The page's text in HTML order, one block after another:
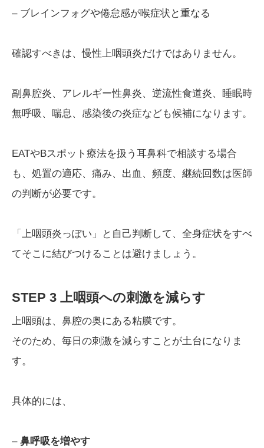
– ブレインフォグや倦怠感が喉症状と重なる
確認すべきは、慢性上咽頭炎だけではありません。
副鼻腔炎、アレルギー性鼻炎、逆流性食道炎、睡眠時
無呼吸、喘息、感染後の炎症なども候補になります。
EATやBスポット療法を扱う耳鼻科で相談する場合
も、処置の適応、痛み、出血、頻度、継続回数は医師
の判断が必要です。
「上咽頭炎っぽい」と自己判断して、全身症状をすべ
てそこに結びつけることは避けましょう。
STEP 3 上咽頭への刺激を減らす
上咽頭は、鼻腔の奥にある粘膜です。
そのため、毎日の刺激を減らすことが土台になりま
す。
具体的には、
– 鼻呼吸を増やす